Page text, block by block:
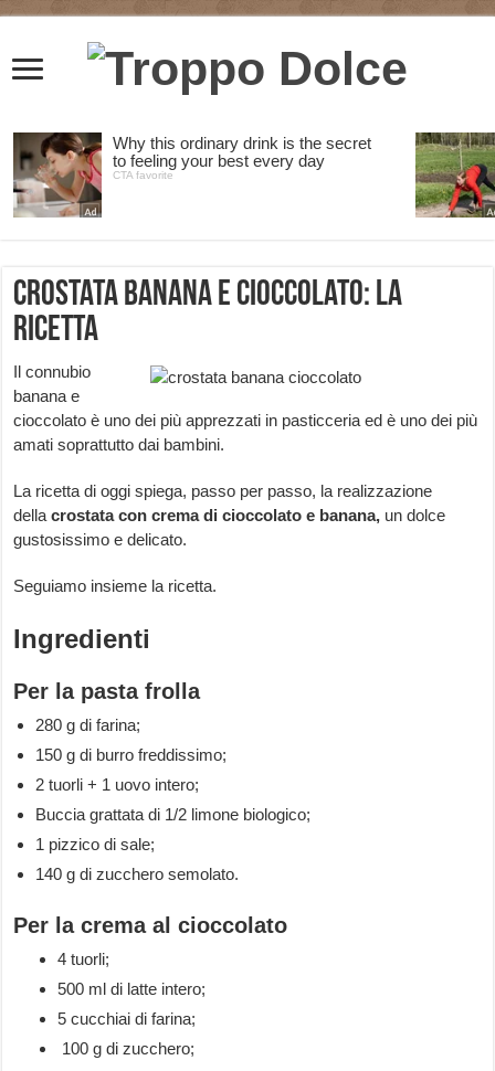
Crostata banana e cioccolato: la
ricetta
Il connubio
banana e
cioccolato è uno dei più apprezzati in pasticceria ed è uno dei più
amati soprattutto dai bambini.
La ricetta di oggi spiega, passo per passo, la realizzazione
dellacrostata con crema di cioccolato e banana, un dolce
gustosissimo e delicato.
Seguiamo insieme la ricetta.
Ingredienti
Per la pasta frolla
280 g di farina;
150 g di burro freddissimo;
2 tuorli + 1 uovo intero;
Buccia grattata di 1/2 limone biologico;
1 pizzico di sale;
140 g di zucchero semolato.
Per la crema al cioccolato
4 tuorli;
500 ml di latte intero;
5 cucchiai di farina;
100 g di zucchero;